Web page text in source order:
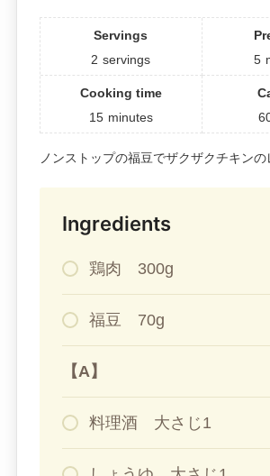
Servings
2 servings
5
Cooking time
15 minutes
ノンストップの福豆でザクザクチキンの
Ingredients
鶏肉 300g
福豆 70g
【A】
料理酒 大さじ1